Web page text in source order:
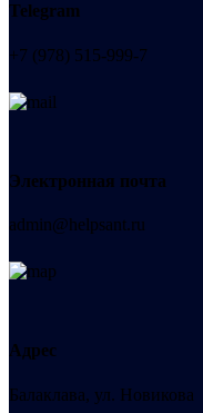
Telegram
+7 (978) 515-999-7
Электронная почта
admin@helpsant.ru
Адрес
Балаклава, ул. Новикова